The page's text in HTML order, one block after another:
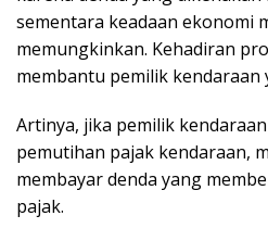
sementara keadaan ekonomi
memungkinkan. Kehadiran
membantu pemilik kendaraan
Artinya, jika pemilik
pemutihan pajak kendaraan,
membayar denda yang
pajak.